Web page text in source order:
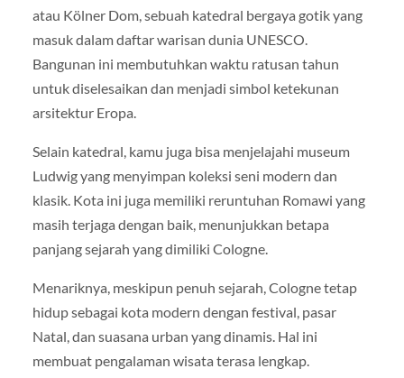
atau Kölner Dom, sebuah katedral bergaya gotik yang
masuk dalam daftar warisan dunia UNESCO.
Bangunan ini membutuhkan waktu ratusan tahun
untuk diselesaikan dan menjadi simbol ketekunan
arsitektur Eropa.
Selain katedral, kamu juga bisa menjelajahi museum
Ludwig yang menyimpan koleksi seni modern dan
klasik. Kota ini juga memiliki reruntuhan Romawi yang
masih terjaga dengan baik, menunjukkan betapa
panjang sejarah yang dimiliki Cologne.
Menariknya, meskipun penuh sejarah, Cologne tetap
hidup sebagai kota modern dengan festival, pasar
Natal, dan suasana urban yang dinamis. Hal ini
membuat pengalaman wisata terasa lengkap.